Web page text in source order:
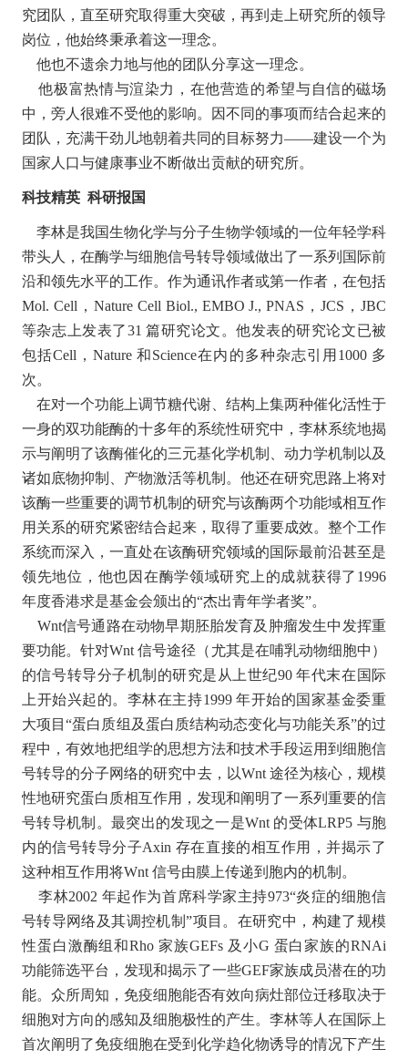
究团队，直至研究取得重大突破，再到走上研究所的领导
岗位，他始终秉承着这一理念。
他也不遗余力地与他的团队分享这一理念。
他极富热情与渲染力，在他营造的希望与自信的磁场
中，旁人很难不受他的影响。因不同的事项而结合起来的
团队，充满干劲儿地朝着共同的目标努力——建设一个为
国家人口与健康事业不断做出贡献的研究所。
科技精英 科研报国
李林是我国生物化学与分子生物学领域的一位年轻学科
带头人，在酶学与细胞信号转导领域做出了一系列国际前
沿和领先水平的工作。作为通讯作者或第一作者，在包括
Mol. Cell，Nature Cell Biol., EMBO J., PNAS，JCS，JBC
等杂志上发表了31 篇研究论文。他发表的研究论文已被
包括Cell，Nature 和Science在内的多种杂志引用1000 多
次。
在对一个功能上调节糖代谢、结构上集两种催化活性于
一身的双功能酶的十多年的系统性研究中，李林系统地揭
示与阐明了该酶催化的三元基化学机制、动力学机制以及
诸如底物抑制、产物激活等机制。他还在研究思路上将对
该酶一些重要的调节机制的研究与该酶两个功能域相互作
用关系的研究紧密结合起来，取得了重要成效。整个工作
系统而深入，一直处在该酶研究领域的国际最前沿甚至是
领先地位，他也因在酶学领域研究上的成就获得了1996
年度香港求是基金会颁出的“杰出青年学者奖”。
Wnt信号通路在动物早期胚胎发育及肿瘤发生中发挥重
要功能。针对Wnt 信号途径（尤其是在哺乳动物细胞中）
的信号转导分子机制的研究是从上世纪90 年代末在国际
上开始兴起的。李林在主持1999 年开始的国家基金委重
大项目“蛋白质组及蛋白质结构动态变化与功能关系”的过
程中，有效地把组学的思想方法和技术手段运用到细胞信
号转导的分子网络的研究中去，以Wnt 途径为核心，规模
性地研究蛋白质相互作用，发现和阐明了一系列重要的信
号转导机制。最突出的发现之一是Wnt 的受体LRP5 与胞
内的信号转导分子Axin 存在直接的相互作用，并揭示了
这种相互作用将Wnt 信号由膜上传递到胞内的机制。
李林2002 年起作为首席科学家主持973“炎症的细胞信
号转导网络及其调控机制”项目。在研究中，构建了规模
性蛋白激酶组和Rho 家族GEFs 及小G 蛋白家族的RNAi
功能筛选平台，发现和揭示了一些GEF家族成员潜在的功
能。众所周知，免疫细胞能否有效向病灶部位迁移取决于
细胞对方向的感知及细胞极性的产生。李林等人在国际上
首次阐明了免疫细胞在受到化学趋化物诱导的情况下产生